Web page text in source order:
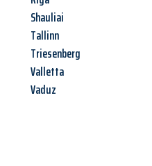
Shauliai
Tallinn
Triesenberg
Valletta
Vaduz